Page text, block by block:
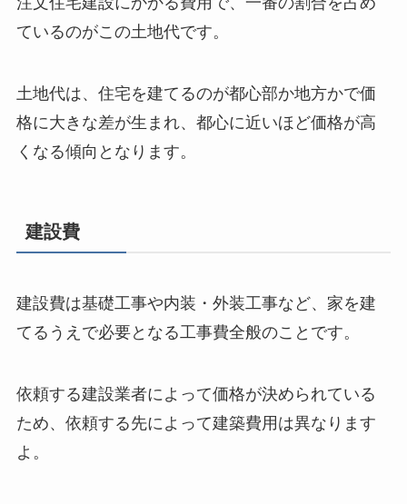
ているのがこの土地代です。
土地代は、住宅を建てるのが都心部か地方かで価
格に大きな差が生まれ、都心に近いほど価格が高
くなる傾向となります。
建設費
建設費は基礎工事や内装・外装工事など、家を建
てるうえで必要となる工事費全般のことです。
依頼する建設業者によって価格が決められている
ため、依頼する先によって建築費用は異なります
よ。